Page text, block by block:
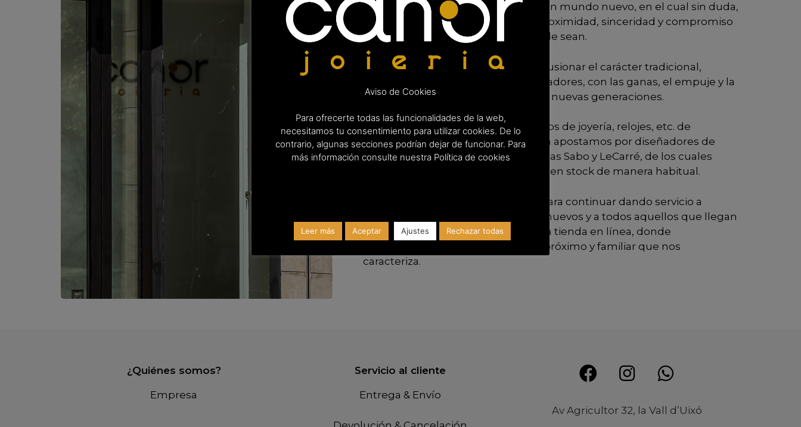
abriendo con él nuestra tienda, en un mundo nuevo, en el cual sin duda,
trataremos de mantener nuestra proximidad, sinceridad y compromiso
con nuestros clientes, sean de donde sean.
Este nuevo comienzo nos permite fusionar el carácter tradicional,
familiar y la experiencia de sus fundadores, con las ganas, el empuje y la
innovación que aportan siempre las nuevas generaciones.
Ofrecemos gran cantidad de artículos de joyería, relojes, etc. de
diferentes marcas. Aunque también apostamos por diseñadores de
gran calidad y prestigio como Thomas Sabo y LeCarré, de los cuales
disponemos de un amplio catálogo en stock de manera habitual.
Así pues, joyería Canor sigue aquí, para continuar dando servicio a
nuestros clientes de siempre, a los nuevos y a todos aquellos que llegan
a nosotros a través de nuestra nueva tienda en línea, donde
continuaremos ofreciendo el trato próximo y familiar que nos
caracteriza.
¿Quiénes somos?
Empresa
Servicio al cliente
Entrega & Envío
Av Agricultor 32, la Vall d’Uixó
Aviso de Cookies
Para ofrecerte todas las funcionalidades de la web,
necesitamos tu consentimiento para utilizar cookies. De lo
contrario, algunas secciones podrían dejar de funcionar. Para
más información consulte nuestra Política de cookies
Leer más Aceptar Ajustes Rechazar todas